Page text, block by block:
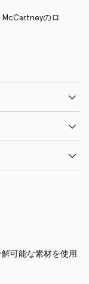
のロ
可能な素材を使用